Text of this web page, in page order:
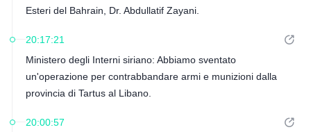
Esteri del Bahrain, Dr. Abdullatif Zayani.
20:17:21
Ministero degli Interni siriano: Abbiamo sventato
un'operazione per contrabbandare armi e munizioni dalla
provincia di Tartus al Libano.
20:00:57